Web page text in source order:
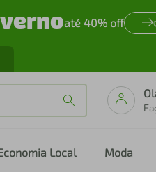
até 40% off
Local Moda